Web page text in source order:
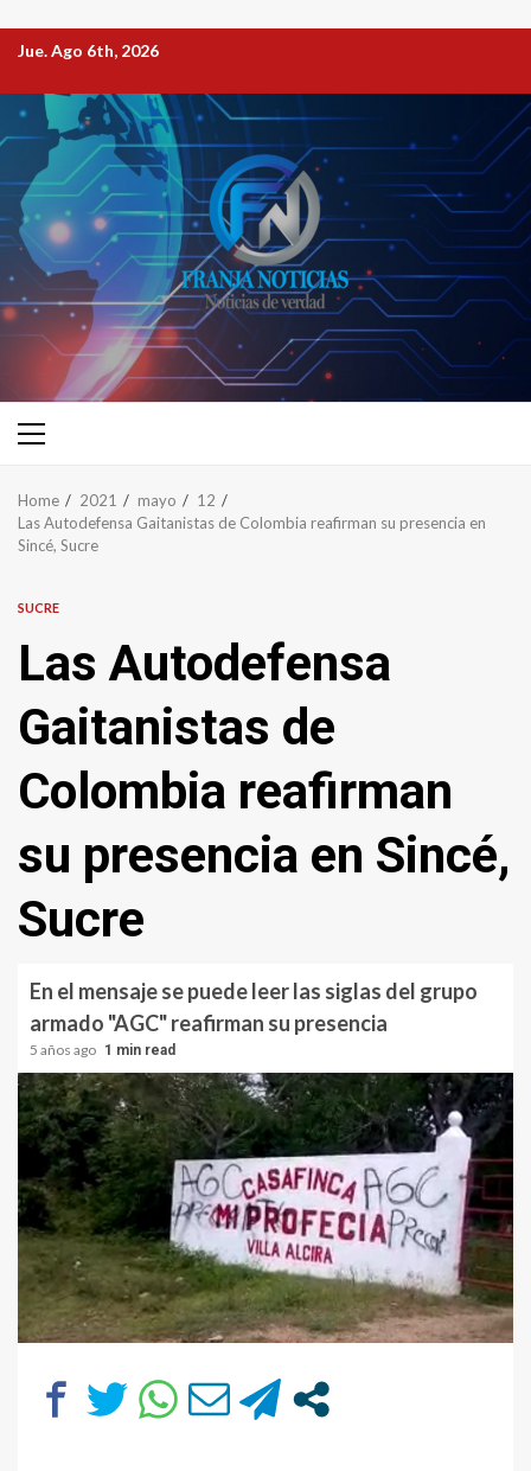
Jue. Ago 6th, 2026
Home 2021 mayo
12
Las Autodefensa Gaitanistas de Colombia reafirman su presencia en
Sincé, Sucre
SUCRE
Las Autodefensa
Gaitanistas de
Colombia reafirman
su presencia en Sincé,
Sucre
En el mensaje se puede leer las siglas del grupo
armado "AGC" reafirman su presencia
5 años ago 1 min read